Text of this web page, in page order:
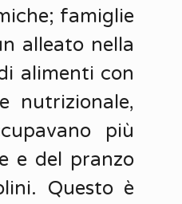
famiglie
alleato nella
alimenti con
nutrizionale,
più
e del pranzo
Questo è